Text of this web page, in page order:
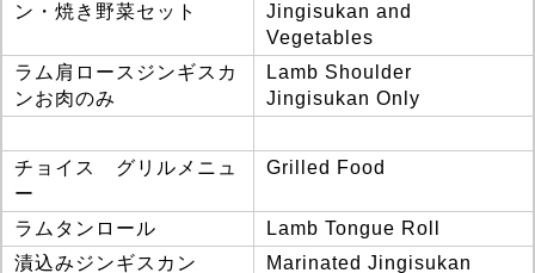
ン・焼き野菜セット
Jingisukan and
Vegetables
ラム肩ロースジンギスカ
ンお肉のみ
Lamb Shoulder
Jingisukan Only
チョイス グリルメニュ
ー
Grilled Food
ラムタンロール
Lamb Tongue Roll
漬込みジンギスカン
Marinated Jingisukan